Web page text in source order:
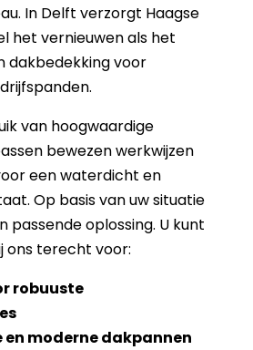
In Delft verzorgt Haagse
het vernieuwen als het
dakbedekking voor
van hoogwaardige
bewezen werkwijzen
een waterdicht en
Op basis van uw situatie
passende oplossing. U kunt
ons terecht voor:
robuuste
moderne dakpannen